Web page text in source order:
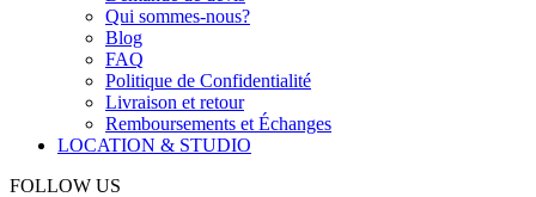
Qui sommes-nous?
Blog
FAQ
Politique de Confidentialité
Livraison et retour
Remboursements et Échanges
LOCATION & STUDIO
FOLLOW US